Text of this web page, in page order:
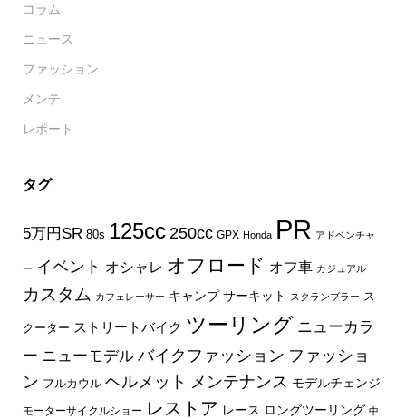
コラム
ニュース
ファッション
メンテ
レポート
タグ
5万円SR 80s 125cc 250cc GPX Honda PR アドベンチャ
ー イベント オシャレ オフロード オフ車 カジュアル
カスタム カフェレーサー キャンプ サーキット スクランブラー ス
クーター ストリートバイク ツーリング ニューカラ
ー ニューモデル バイクファッション ファッショ
ン フルカウル ヘルメット メンテナンス モデルチェンジ
モーターサイクルショー レストア レース ロングツーリング 中